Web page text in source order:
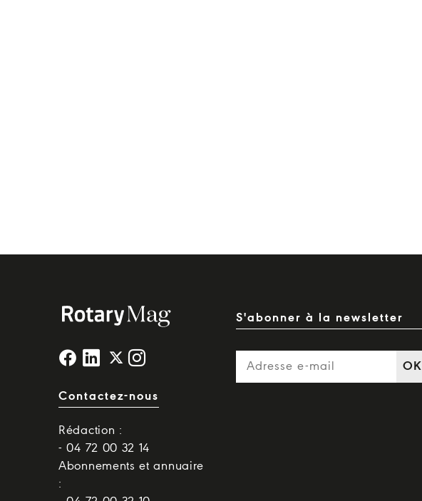
Contactez-nous
Rédaction :
- 04 72 00 32 14
Abonnements et annuaire
:
S'abonner à la newsletter
OK